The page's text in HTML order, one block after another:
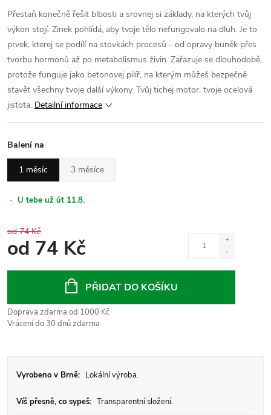
Přestaň konečně řešit blbosti a srovnej si základy, na kterých tvůj
výkon stojí. Zinek pohlídá, aby tvoje tělo nefungovalo na dluh. Je to
prvek, kterej se podílí na stovkách procesů - od opravy buněk přes
tvorbu hormonů až po metabolismus živin. Zařazuje se dlouhodobě,
protože funguje jako betonovej pilíř, na kterým můžeš bezpečně
stavět všechny tvoje další výkony. Tvůj tichej motor, tvoje ocelová
jistota. Detailní informace
Balení na
1 měsíc 3 měsíce
· U tebe už út 11.8.
od 74 Kč
od 74 Kč
PŘIDAT DO KOŠÍKU
Doprava zdarma od 1000 Kč
Vrácení do 30 dnů zdarma
Vyrobeno v Brně: Lokální výroba.
Víš přesně, co sypeš: Transparentní složení.